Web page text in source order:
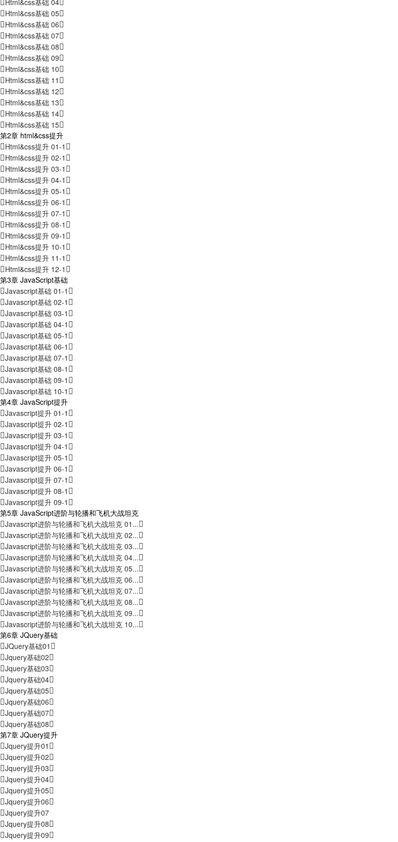
Html&css基础 05
Html&css基础 06
Html&css基础 07
Html&css基础 08
Html&css基础 09
Html&css基础 10
Html&css基础 11
Html&css基础 12
Html&css基础 13
Html&css基础 14
Html&css基础 15
第2章 html&css提升
Html&css提升 01-1
Html&css提升 02-1
Html&css提升 03-1
Html&css提升 04-1
Html&css提升 05-1
Html&css提升 06-1
Html&css提升 07-1
Html&css提升 08-1
Html&css提升 09-1
Html&css提升 10-1
Html&css提升 11-1
Html&css提升 12-1
第3章 JavaScript基础
Javascript基础 01-1
Javascript基础 02-1
Javascript基础 03-1
Javascript基础 04-1
Javascript基础 05-1
Javascript基础 06-1
Javascript基础 07-1
Javascript基础 08-1
Javascript基础 09-1
Javascript基础 10-1
第4章 JavaScript提升
Javascript提升 01-1
Javascript提升 02-1
Javascript提升 03-1
Javascript提升 04-1
Javascript提升 05-1
Javascript提升 06-1
Javascript提升 07-1
Javascript提升 08-1
Javascript提升 09-1
第5章 JavaScript进阶与轮播和飞机大战坦克
Javascript进阶与轮播和飞机大战坦克 01...
Javascript进阶与轮播和飞机大战坦克 02...
Javascript进阶与轮播和飞机大战坦克 03...
Javascript进阶与轮播和飞机大战坦克 04...
Javascript进阶与轮播和飞机大战坦克 05...
Javascript进阶与轮播和飞机大战坦克 06...
Javascript进阶与轮播和飞机大战坦克 07...
Javascript进阶与轮播和飞机大战坦克 08...
Javascript进阶与轮播和飞机大战坦克 09...
Javascript进阶与轮播和飞机大战坦克 10...
第6章 JQuery基础
JQuery基础01
Jquery基础02
Jquery基础03
Jquery基础04
Jquery基础05
Jquery基础06
Jquery基础07
Jquery基础08
第7章 JQuery提升
Jquery提升01
Jquery提升02
Jquery提升03
Jquery提升04
Jquery提升05
Jquery提升06
Jquery提升07
Jquery提升08
Jquery提升09